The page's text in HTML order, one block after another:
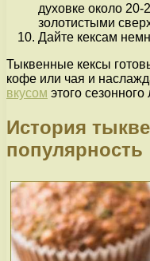
духовке около 20-
золотистыми
Дайте кексам
Тыквенные кексы
кофе или чая и
вкусом этого
История
популярность